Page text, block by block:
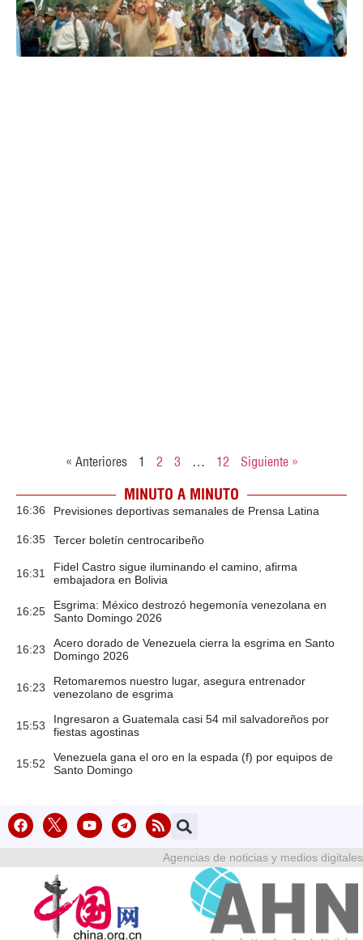
« Anteriores 1 2 3 … 12 Siguiente »
MINUTO A MINUTO
16:36 Previsiones deportivas semanales de Prensa Latina
16:35 Tercer boletín centrocaribeño
16:31
Fidel Castro sigue iluminando el camino, afirma
embajadora en Bolivia
16:25
Esgrima: México destrozó hegemonía venezolana en
Santo Domingo 2026
16:23
Acero dorado de Venezuela cierra la esgrima en Santo
Domingo 2026
16:23
Retomaremos nuestro lugar, asegura entrenador
venezolano de esgrima
15:53
Ingresaron a Guatemala casi 54 mil salvadoreños por
fiestas agostinas
15:52
Venezuela gana el oro en la espada (f) por equipos de
Santo Domingo
Agencias de noticias y medios digitales